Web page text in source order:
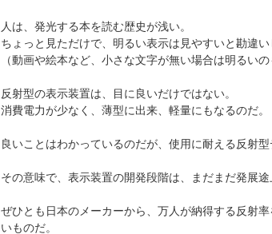
人は、発光する本を読む歴史が浅い。
ちょっと見ただけで、明るい表示は見やすいと勘違い
（動画や絵本など、小さな文字が無い場合は明るいの
反射型の表示装置は、目に良いだけではない。
消費電力が少なく、薄型に出来、軽量にもなるのだ。
良いことはわかっているのだが、使用に耐える反射
その意味で、表示装置の開発段階は、まだまだ発展
ぜひとも日本のメーカーから、万人が納得する反射
いものだ。